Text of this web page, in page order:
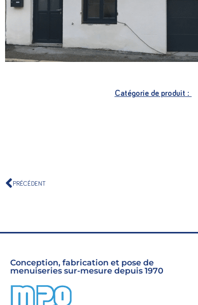
Catégorie de produit :
PRÉCÉDENT
Conception, fabrication et pose de
menuiseries sur-mesure depuis 1970